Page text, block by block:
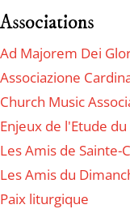
Associations
Ad Majorem Dei
Associazione
Church Music
Enjeux de l'Etude
Les Amis de Sainte-
Les Amis du
Paix liturgique